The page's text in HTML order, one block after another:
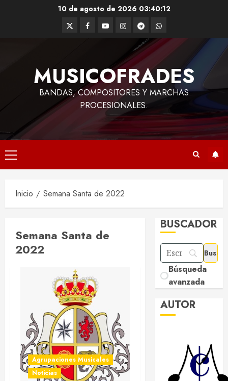
10 de agosto de 202603:40:13
TwitterFacebookYoutubeInstagramTelegramWhatsApp
MUSICOFRADES
BANDAS, COMPOSITORES Y MARCHAS
PROCESIONALES.
Menú
principal
Inicio Semana Santa de 2022
Semana Santa de
2022
Agrupaciones Musicales
Noticias
BUSCADOR
Búsqueda
avanzada
AUTOR